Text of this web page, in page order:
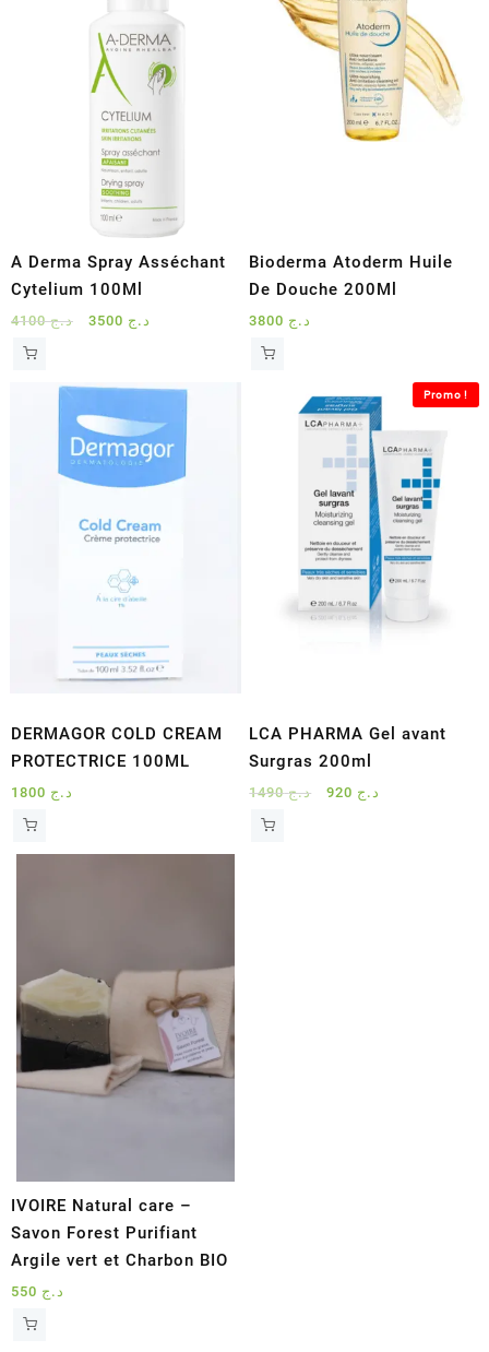
A Derma Spray Asséchant
Cytelium 100Ml
د.ج4100
Le
était :
د.ج
est :
Bioderma Atoderm Huile
De Douche 200Ml
د.ج
DERMAGOR COLD CREAM
PROTECTRICE 100ML
د.ج
Promo !
LCA PHARMA Gel avant
Surgras 200ml
د.ج1490
Le
د.ج
IVOIRE Natural care –
Savon Forest Purifiant
Argile vert et Charbon BIO
د.ج